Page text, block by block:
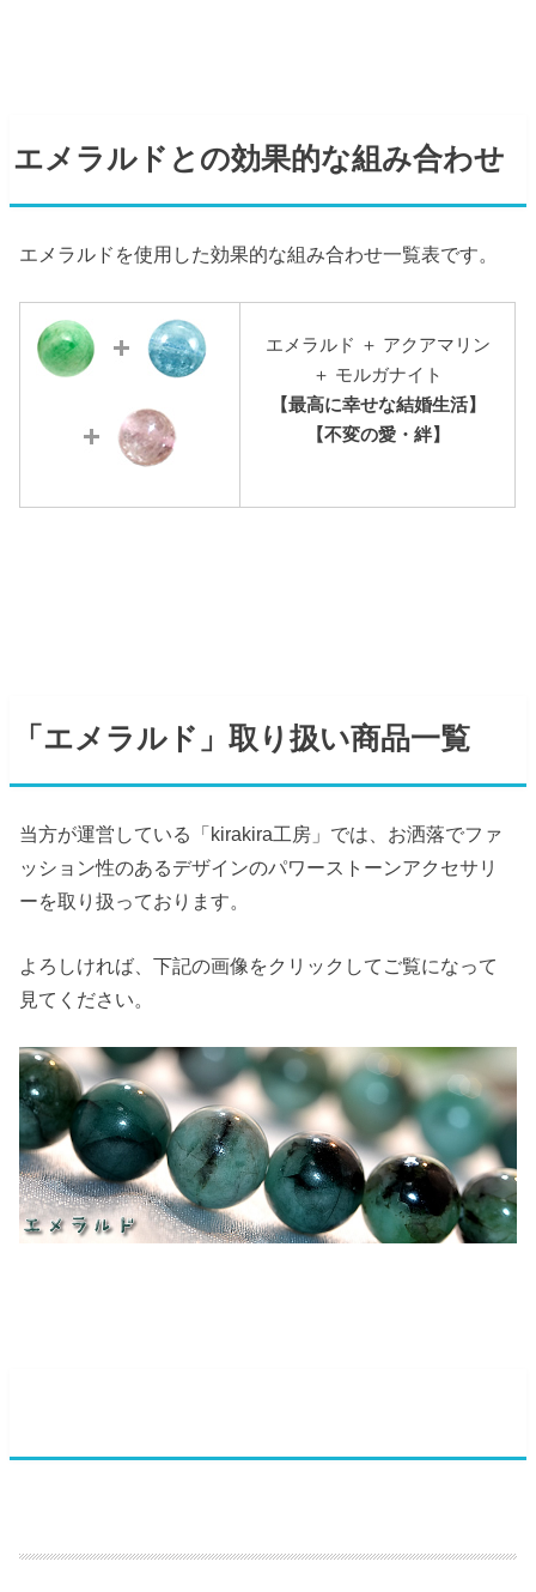
エメラルドとの効果的な組み合わせ
エメラルドを使用した効果的な組み合わせ一覧表です。
エメラルド ＋ アクアマリン
＋ モルガナイト
【最高に幸せな結婚生活】
【不変の愛・絆】
「エメラルド」取り扱い商品一覧
当方が運営している「kirakira工房」では、お洒落でファ
ッション性のあるデザインのパワーストーンアクセサリ
ーを取り扱っております。
よろしければ、下記の画像をクリックしてご覧になって
見てください。